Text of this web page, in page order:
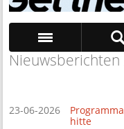
23-06-2026
hitte